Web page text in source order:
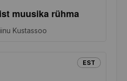
muusika rühma
Kustassoo
EST